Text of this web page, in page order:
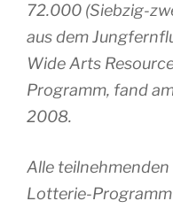
72.000 (Siebzig-
aus dem
Wide Arts
Programm, fand
2008.
Alle
Lotterie-